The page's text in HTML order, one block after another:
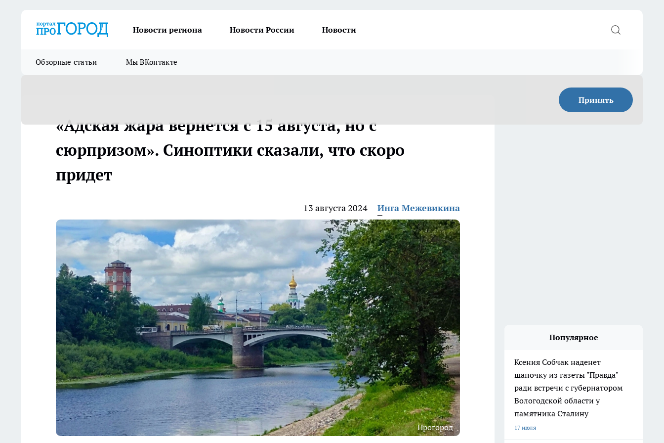
Новости региона Новости России Новости
Обзорные статьи Мы ВКонтакте
Принять
«Адская жара вернется с 15 августа, но с
сюрпризом». Синоптики сказали, что скоро
придет
13 августа 2024 Инга Межевикина
Прогород
Популярное
Ксения Собчак наденет
шапочку из газеты "Правда"
ради встречи с губернатором
Вологодской области у
памятника Сталину
17 июля